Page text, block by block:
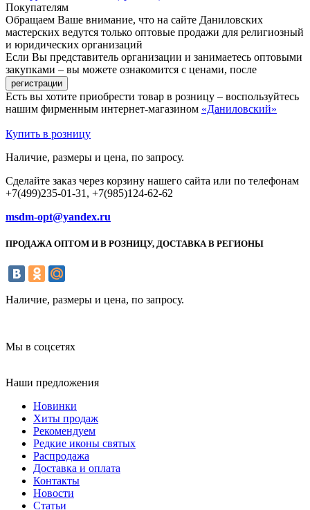
Покупателям
Обращаем Ваше внимание, что на сайте Даниловских
мастерских ведутся только оптовые продажи для религиозный
и юридических организаций
Если Вы представитель организации и занимаетесь оптовыми
закупками – вы можете ознакомится с ценами, после
Есть вы хотите приобрести товар в розницу – воспользуйтесь
нашим фирменным интернет-магазином «Даниловский»
Купить в розницу
Наличие, размеры и цена, по запросу.
Сделайте заказ через корзину нашего сайта или по телефонам
+7(499)235-01-31, +7(985)124-62-62
msdm-opt@yandex.ru
ПРОДАЖА ОПТОМ И В РОЗНИЦУ, ДОСТАВКА В РЕГИОНЫ
Наличие, размеры и цена, по запросу.
Мы в соцсетях
Наши предложения
Новинки
Хиты продаж
Рекомендуем
Редкие иконы святых
Распродажа
Доставка и оплата
Контакты
Новости
Статьи